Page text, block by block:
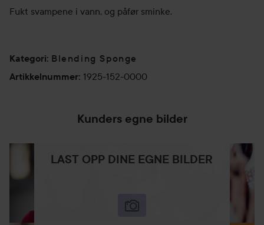
Fukt svampene i vann, og påfør sminke.
Kategori: Blending Sponge
Artikkelnummer: 1925-152-0000
Kunders egne bilder
LAST OPP DINE EGNE BILDER